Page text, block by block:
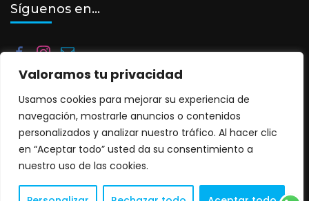
Valoramos tu privacidad
Usamos cookies para mejorar su experiencia de
navegación, mostrarle anuncios o contenidos
personalizados y analizar nuestro tráfico. Al hacer clic
en “Aceptar todo” usted da su consentimiento a
nuestro uso de las cookies.
Síguenos en…
©2025. Tren del Patrimonio. Todos los derechos reservados.
Travel Agency | Desarrollado por
gracias a
Política de privacidad y cookies